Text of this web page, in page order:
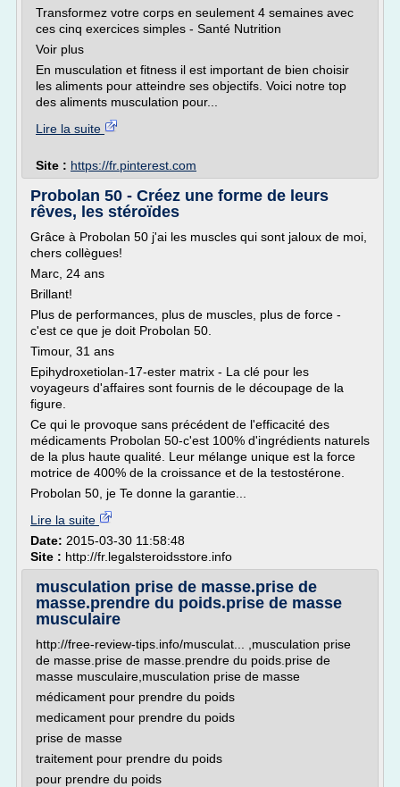
Transformez votre corps en seulement 4 semaines avec
ces cinq exercices simples - Santé Nutrition
Voir plus
En musculation et fitness il est important de bien choisir
les aliments pour atteindre ses objectifs. Voici notre top
des aliments musculation pour...
Lire la suite
Site : https://fr.pinterest.com
Probolan 50 - Créez une forme de leurs
rêves, les stéroïdes
Grâce à Probolan 50 j'ai les muscles qui sont jaloux de moi,
chers collègues!
Marc, 24 ans
Brillant!
Plus de performances, plus de muscles, plus de force -
c'est ce que je doit Probolan 50.
Timour, 31 ans
Epihydroxetiolan-17-ester matrix - La clé pour les
voyageurs d'affaires sont fournis de le découpage de la
figure.
Ce qui le provoque sans précédent de l'efficacité des
médicaments Probolan 50-c'est 100% d'ingrédients naturels
de la plus haute qualité. Leur mélange unique est la force
motrice de 400% de la croissance et de la testostérone.
Probolan 50, je Te donne la garantie...
Lire la suite
Date: 2015-03-30 11:58:48
Site : http://fr.legalsteroidsstore.info
musculation prise de masse.prise de
masse.prendre du poids.prise de masse
musculaire
http://free-review-tips.info/musculat... ,musculation prise
de masse.prise de masse.prendre du poids.prise de
masse musculaire,musculation prise de masse
médicament pour prendre du poids
medicament pour prendre du poids
prise de masse
traitement pour prendre du poids
pour prendre du poids